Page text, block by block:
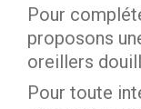
Pour
proposons
oreillers
Pour toute